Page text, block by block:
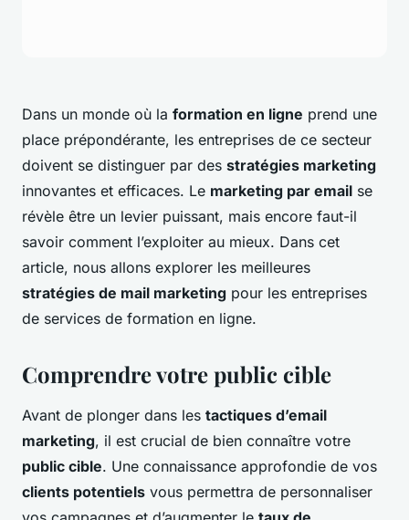
Dans un monde où la formation en ligne prend une
place prépondérante, les entreprises de ce secteur
doivent se distinguer par des stratégies marketing
innovantes et efficaces. Le marketing par email se
révèle être un levier puissant, mais encore faut-il
savoir comment l’exploiter au mieux. Dans cet
article, nous allons explorer les meilleures
stratégies de mail marketing pour les entreprises
de services de formation en ligne.
Comprendre votre public cible
Avant de plonger dans les tactiques d’email
marketing, il est crucial de bien connaître votre
public cible. Une connaissance approfondie de vos
clients potentiels vous permettra de personnaliser